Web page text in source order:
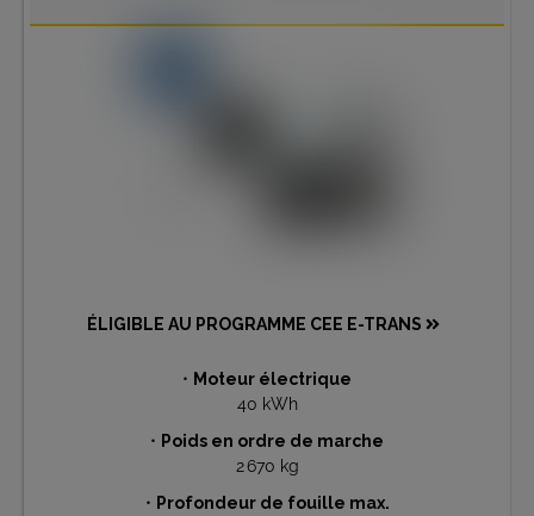
ÉLIGIBLE AU PROGRAMME CEE E-TRANS
• Moteur électrique
40 kWh
• Poids en ordre de marche
2 670 kg
• Profondeur de fouille max.